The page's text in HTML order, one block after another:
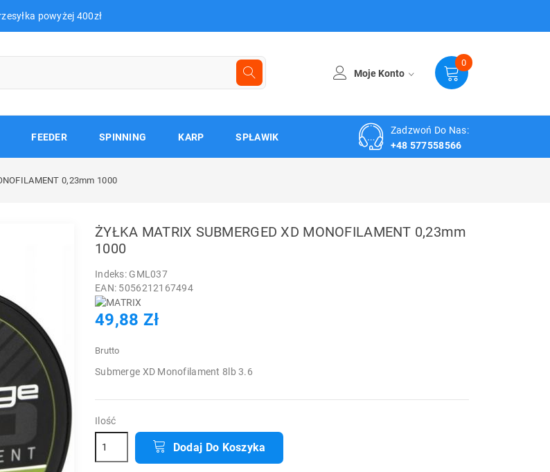
powyżej 400zł
0
Moje Konto
FEEDER SPINNING KARP SPŁAWIK
Zadzwoń Do Nas:
+48 577558566
0,23mm 1000
ŻYŁKA MATRIX SUBMERGED XD MONOFILAMENT 0,23mm
1000
Indeks: GML037
EAN: 5056212167494
49,88 Zł
Brutto
Submerge XD Monofilament 8lb 3.6
Ilość
Dodaj Do Koszyka